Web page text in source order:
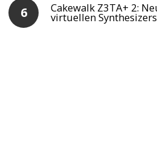
Cakewalk Z3TA+ 2:
virtuellen